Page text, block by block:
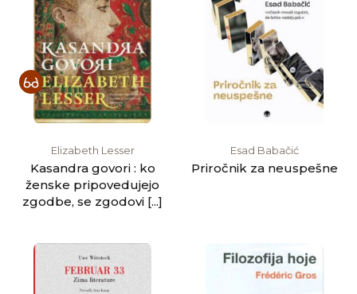
Elizabeth Lesser
Kasandra govori : ko
ženske pripovedujejo
zgodbe, se zgodovi [...]
Esad Babačić
Priročnik za neuspešne